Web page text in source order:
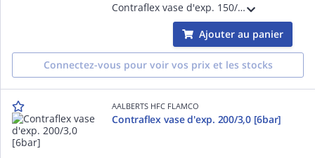
Contraflex vase d'exp. 150/3,0 [6bar]
Ajouter au panier
Connectez-vous pour voir vos prix et les stocks
AALBERTS HFC FLAMCO
Contraflex vase d'exp. 200/3,0 [6bar]